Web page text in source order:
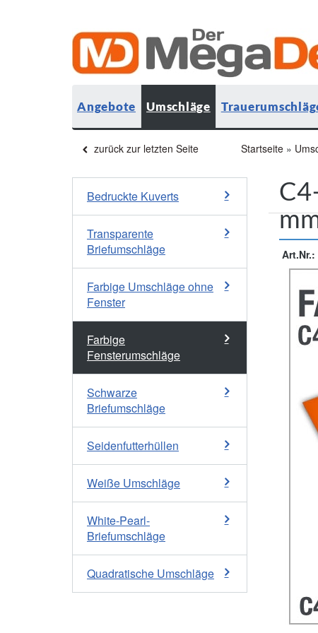
Angebote Umschläge
zurück zur letzten Seite Startseite »
Bedruckte Kuverts
Transparente
Briefumschläge
Farbige Umschläge ohne
Fenster
Farbige
Fensterumschläge
Schwarze
Briefumschläge
Seidenfutterhüllen
Weiße Umschläge
White-Pearl-
Briefumschläge
Quadratische Umschläge
Art.Nr.: